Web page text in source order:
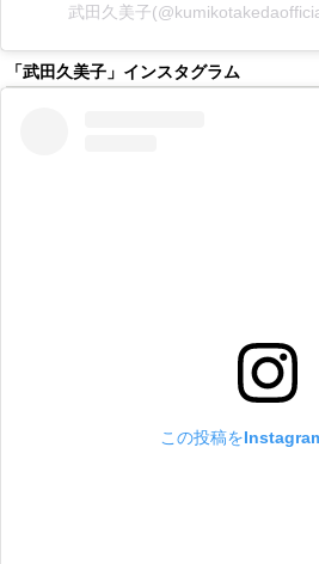
武田久美子
「武田久美子」インスタグラム
この投稿を